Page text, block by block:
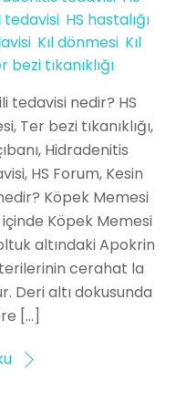
tedavisi HS hastalığı
, Kıl dönmesi, Kıl
bezi tıkanıklığı
tedavisi nedir? HS
Ter bezi tıkanıklığı,
Hidradenitis
HS Forum, Kesin
Köpek Memesi
Köpek Memesi
altındaki Apokrin
cerahat la
Deri altı dokusunda
[…]